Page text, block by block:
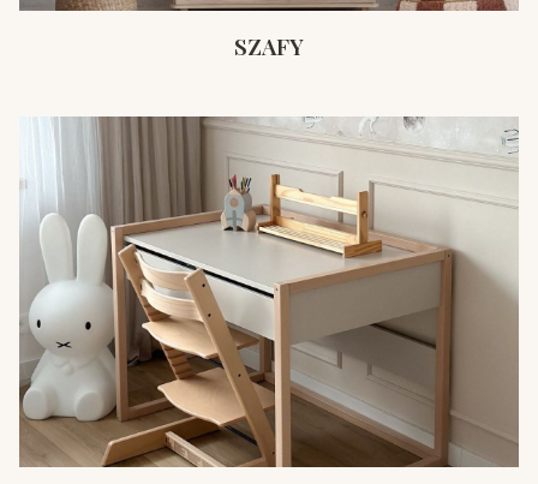
SZAFY